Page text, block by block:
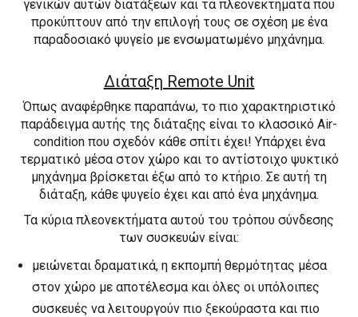
γενικών αυτών διατάξεων και τα πλεονεκτήματα που
προκύπτουν από την επιλογή τους σε σχέση με ένα
παραδοσιακό ψυγείο με ενσωματωμένο μηχάνημα.
Διάταξη Remote Unit
Όπως αναφέρθηκε παραπάνω, το πιο χαρακτηριστικό
παράδειγμα αυτής της διάταξης είναι το κλασσικό Air-
condition που σχεδόν κάθε σπίτι έχει! Υπάρχει ένα
τερματικό μέσα στον χώρο και το αντίστοιχο ψυκτικό
μηχάνημα βρίσκεται έξω από το κτήριο. Σε αυτή τη
διάταξη, κάθε ψυγείο έχει και από ένα μηχάνημα.
Τα κύρια πλεονεκτήματα αυτού του τρόπου σύνδεσης
των συσκευών είναι:
μειώνεται δραματικά, η εκπομπή θερμότητας μέσα
στον χώρο με αποτέλεσμα και όλες οι υπόλοιπες
συσκευές να λειτουργούν πιο ξεκούραστα και πιο